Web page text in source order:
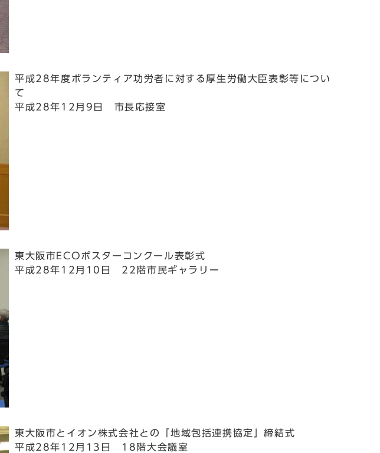
平成28年度ボランティア功労者に対する厚生労働大臣表彰等につい
て
平成28年12月9日 市長応接室
東大阪市ECOポスターコンクール表彰式
平成28年12月10日 22階市民ギャラリー
東大阪市とイオン株式会社との「地域包括連携協定」締結式
平成28年12月13日 18階大会議室